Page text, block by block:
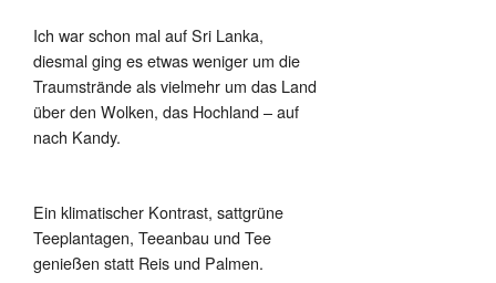
Ich war schon mal auf Sri Lanka,
diesmal ging es etwas weniger um die
Traumstrände als vielmehr um das Land
über den Wolken, das Hochland – auf
nach Kandy.
Ein klimatischer Kontrast, sattgrüne
Teeplantagen, Teeanbau und Tee
genießen statt Reis und Palmen.